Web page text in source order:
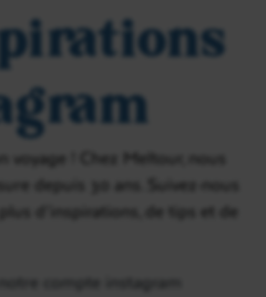
voyage ! Chez Meltour, nous
depuis 30 ans. Suivez-nous
d’inspirations, de tips et de